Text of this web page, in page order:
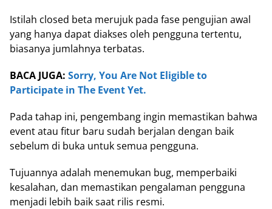
Istilah closed beta merujuk pada fase pengujian awal
yang hanya dapat diakses oleh pengguna tertentu,
biasanya jumlahnya terbatas.
BACA JUGA: Sorry, You Are Not Eligible to
Participate in The Event Yet.
Pada tahap ini, pengembang ingin memastikan bahwa
event atau fitur baru sudah berjalan dengan baik
sebelum di buka untuk semua pengguna.
Tujuannya adalah menemukan bug, memperbaiki
kesalahan, dan memastikan pengalaman pengguna
menjadi lebih baik saat rilis resmi.